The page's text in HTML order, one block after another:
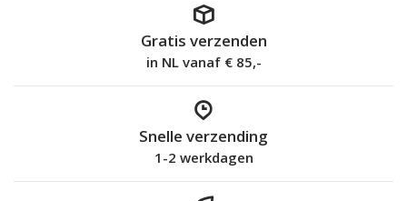
Gratis verzenden
in NL vanaf € 85,-
Snelle verzending
1-2 werkdagen